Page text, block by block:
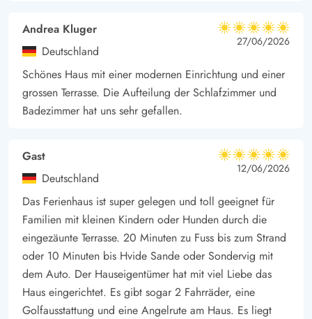
dem Hund sowie eine fantastische Aussicht gibt. Besucht
unbedingt Bagges Dæmning - ein über den Ringkøbing Fjord
führender Rad- und Wanderweg!
In nur 200 Metern liegt in den Sommermonaten ein Bäcker.
Solltet ihr etwas mehr einkaufen oder bummeln wollen, gibt es
Supermärkte in Hvide Sande und in Søndervig. Hier findet ihr
und Restaurants.
* Im Ferienhaus steht euch gratis Holz für den Kaminofen zur
Verfügung
Andrea Kluger
Deutschland
5 von 5
5 von 5
5 out of 5
27/06/2026
Schönes Haus mit einer modernen Einrichtung und einer
grossen Terrasse. Die Aufteilung der Schlafzimmer und
Badezimmer hat uns sehr gefallen.
Gast
Deutschland
5 von 5
5 von 5
5 out of 5
12/06/2026
Das Ferienhaus ist super gelegen und toll geeignet für
Familien mit kleinen Kindern oder Hunden durch die
eingezäunte Terrasse. 20 Minuten zu Fuss bis zum Strand
oder 10 Minuten bis Hvide Sande oder Sondervig mit
dem Auto. Der Hauseigentümer hat mit viel Liebe das
Haus eingerichtet. Es gibt sogar 2 Fahrräder, eine
Golfausstattung und eine Angelrute am Haus. Es liegt